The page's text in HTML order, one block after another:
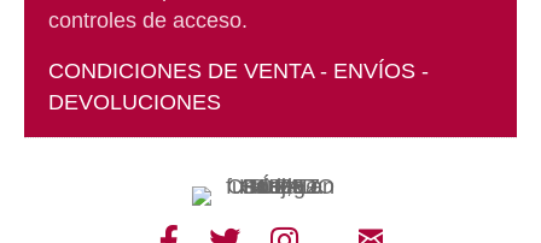
controles de acceso.
CONDICIONES DE VENTA - ENVÍOS -
DEVOLUCIONES